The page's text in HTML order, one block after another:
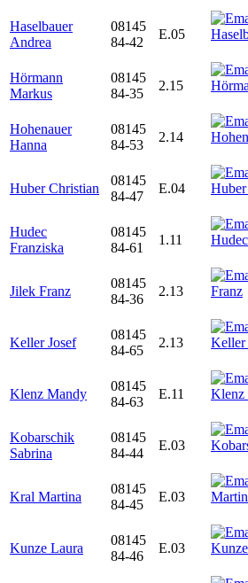
Haselbauer
Andrea
08145
84-42
E.05
Hörmann
Markus
08145
84-35
2.15
Hohenauer
Hanna
08145
84-53
2.14
Huber Christian
08145
84-47
E.04
Hudec
Franziska
08145
84-61
1.11
Jilek Franz
08145
84-36
2.13
Keller Josef
08145
84-65
2.13
Klenz Mandy
08145
84-63
E.11
Kobarschik
Sabrina
08145
84-44
E.03
Kral Martina
08145
84-45
E.03
Kunze Laura
08145
84-46
E.03